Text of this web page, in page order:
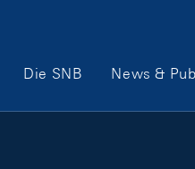
Hauptnavigation
Die SNB News &